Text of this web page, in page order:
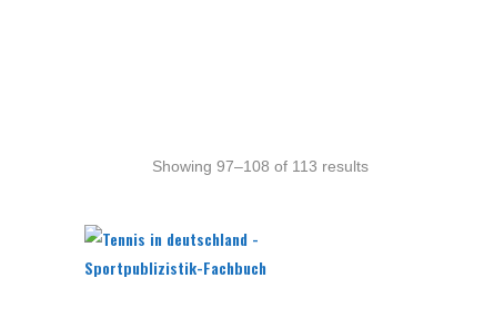
Showing 97–108 of 113 results